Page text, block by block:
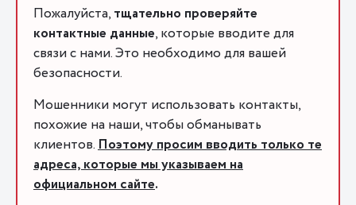
Пожалуйста, тщательно проверяйте
контактные данные, которые вводите для
связи с нами. Это необходимо для вашей
безопасности.
Мошенники могут использовать контакты,
похожие на наши, чтобы обманывать
клиентов.Поэтому просим вводить только те
адреса, которые мы указываем на
официальном сайте.